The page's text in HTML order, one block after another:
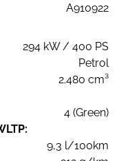
A910922
294 kW / 400 PS
Petrol
2.480 cm³
4 (Green)
9,3 l/100km